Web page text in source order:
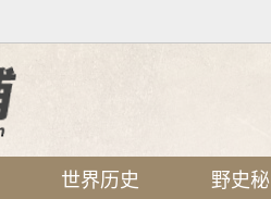
世界历史 野史秘